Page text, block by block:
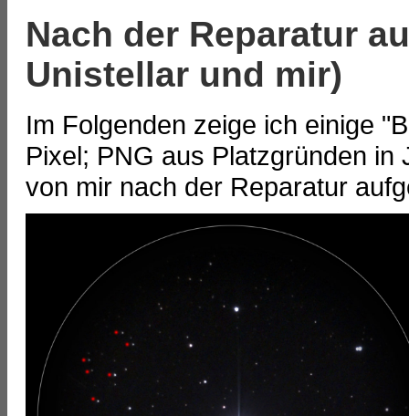
Nach der Reparatur
Unistellar und mir)
Im Folgenden zeige ich einige
Pixel; PNG aus Platzgründen
von mir nach der Reparatur